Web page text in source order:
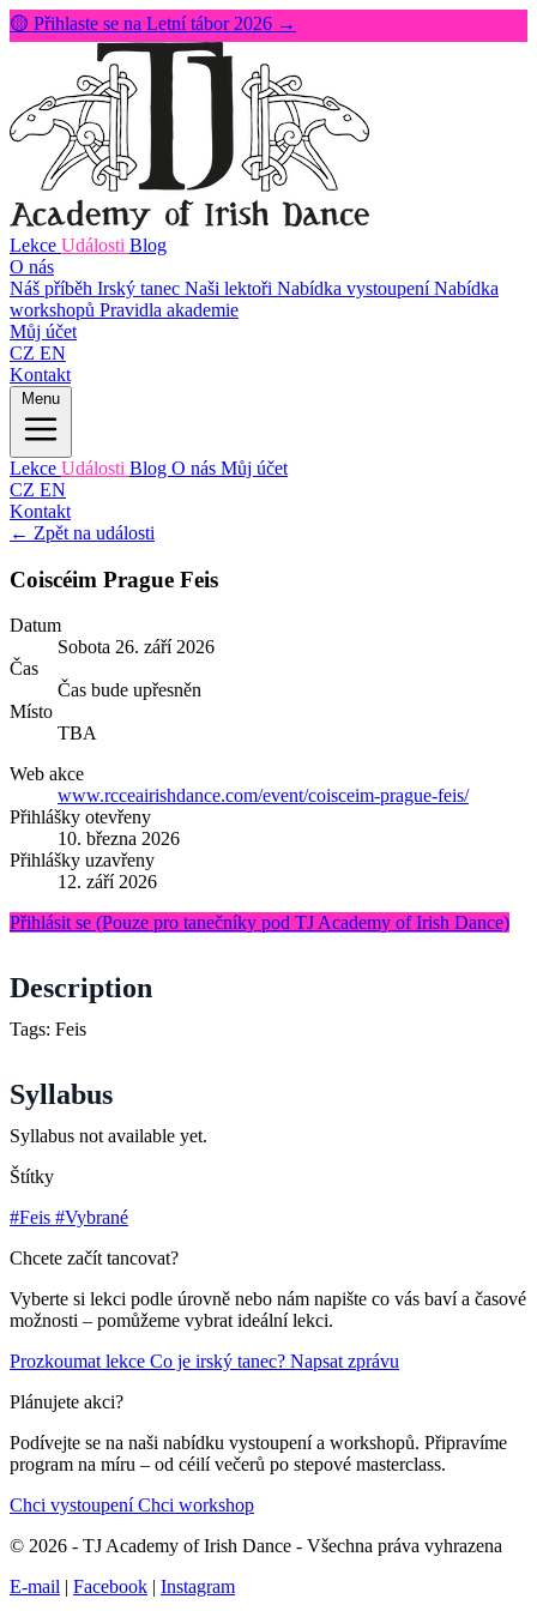
🟡 Přihlaste se na Letní tábor 2026 →
Lekce Události Blog
O nás
Náš příběh Irský tanec Naši lektoři Nabídka vystoupeníNabídka
workshopů Pravidla akademie
Můj účet
CZ EN
Kontakt
Menu
Lekce Události Blog O nás Můj účet
CZ EN
Kontakt
← Zpět na události
Coiscéim Prague Feis
Datum
Sobota 26. září 2026
Čas
Čas bude upřesněn
Místo
TBA
Web akce
www.rcceairishdance.com/event/coisceim-prague-feis/
Přihlášky otevřeny
10. března 2026
Přihlášky uzavřeny
12. září 2026
Přihlásit se (Pouze pro tanečníky pod TJ Academy of Irish Dance)
Description
Tags: Feis
Syllabus
Syllabus not available yet.
Štítky
#Feis #Vybrané
Chcete začít tancovat?
Vyberte si lekci podle úrovně nebo nám napište co vás baví a časové
možnosti – pomůžeme vybrat ideální lekci.
Prozkoumat lekce Co je irský tanec? Napsat zprávu
Plánujete akci?
Podívejte se na naši nabídku vystoupení a workshopů. Připravíme
program na míru – od céilí večerů po stepové masterclass.
Chci vystoupeníChci workshop
© 2026 - TJ Academy of Irish Dance - Všechna práva vyhrazena
E-mail | Facebook | Instagram